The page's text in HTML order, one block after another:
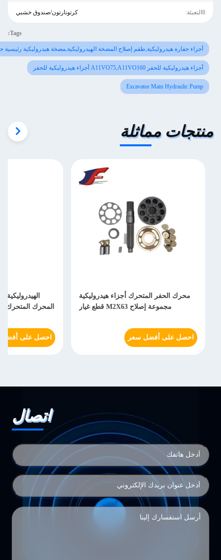
كرتونارتون/صندوق خشبي
أجزاء حفارة هيدروليكية,طقم إصلاح المضخة الهيدروليكية,مضخة هيدروليكية رئيسية حفارة
أجزاء هيدروليكية للحفر A11VO75,A11VO160 أجزاء هيدروليكية للحفر
Excavator Main Hydraulic Pump
مماثلة
محرك الحفر المتحرك أجزاء هيدروليكية
مجموعة إصلاح M2X63 قطع غيار
احصل على أفضل سعر
المحرك المتحرك
احصل على أفضل سعر
اتصال